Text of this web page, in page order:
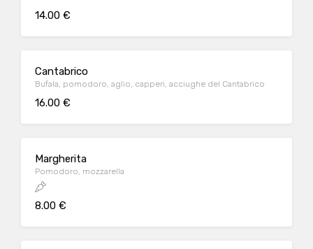
14.00 €
Cantabrico
Bufala, pomodoro, aglio, capperi, acciughe del Cantabrico
16.00 €
Margherita
Pomodoro, mozzarella
8.00 €